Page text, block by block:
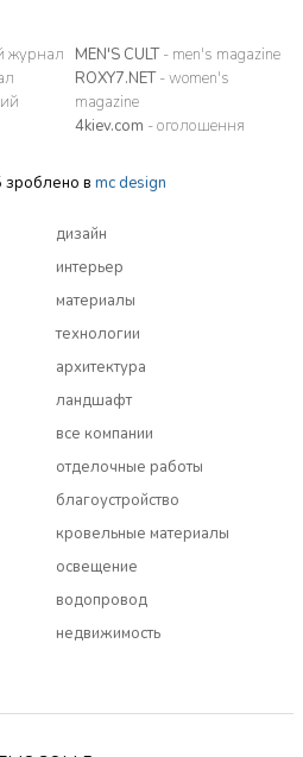
журнал
MEN'S CULT- men's magazine
ROXY7.NET- women's
magazine
4kiev.com - оголошення
в mc design
дизайн
интерьер
материалы
технологии
архитектура
ландшафт
все компании
отделочные работы
благоустройство
кровельные материалы
освещение
водопровод
недвижимость